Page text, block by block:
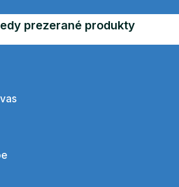
prezerané produkty